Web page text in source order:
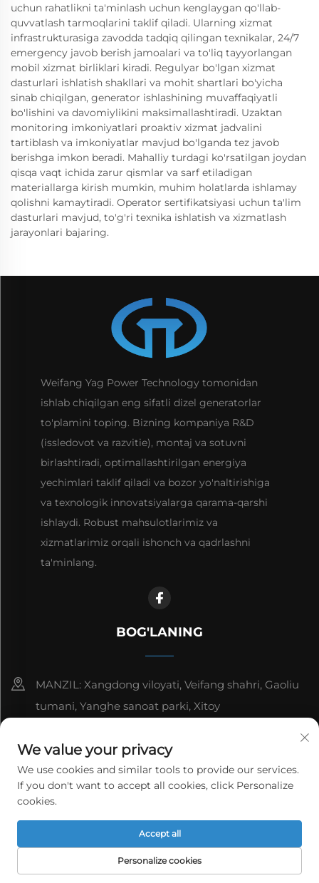
uchun rahatlikni ta'minlash uchun kenglaygan qo'llab-
quvvatlash tarmoqlarini taklif qiladi. Ularning xizmat
infrastrukturasiga zavodda tadqiq qilingan texnikalar, 24/7
emergency javob berish jamoalari va to'liq tayyorlangan
mobil xizmat birliklari kiradi. Regulyar bo'lgan xizmat
dasturlari ishlatish shakllari va mohit shartlari bo'yicha
sinab chiqilgan, generator ishlashining muvaffaqiyatli
bo'lishini va davomiylikini maksimallashtiradi. Uzaktan
monitoring imkoniyatlari proaktiv xizmat jadvalini
tartiblash va imkoniyatlar mavjud bo'lganda tez javob
berishga imkon beradi. Mahalliy turdagi ko'rsatilgan joydan
qisqa vaqt ichida zarur qismlar va sarf etiladigan
materiallarga kirish mumkin, muhim holatlarda ishlamay
qolishni kamaytiradi. Operator sertifikatsiyasi uchun ta'lim
dasturlari mavjud, to'g'ri texnika ishlatish va xizmatlash
jarayonlari bajaring.
Weifang Yag Power Technology tomonidan
ishlab chiqilgan eng sifatli dizel generatorlar
to'plamini toping. Bizning kompaniya R&D
(issledovot va razvitie), montaj va sotuvni
birlashtiradi, optimallashtirilgan energiya
yechimlari taklif qiladi va bozor yo'naltirishiga
va texnologik innovatsiyalarga qarama-qarshi
ishlaydi. Robust mahsulotlarimiz va
xizmatlarimiz orqali ishonch va qadrlashni
ta'minlang.
BOG'LANING
MANZIL: Xangdong viloyati, Veifang shahri, Gaoliu
tumani, Yanghe sanoat parki, Xitoy
[email protected]
Copyright © WeiFang Yag Power Technology Co.,Ltd.
Barcha huquqlar himoyalangan. Maxfiylik siyosati
ELEKTRON
We value your privacy
We use cookies and similar tools to provide our services.
If you don't want to accept all cookies, click Personalize
cookies.
Personalize cookies
Accept all